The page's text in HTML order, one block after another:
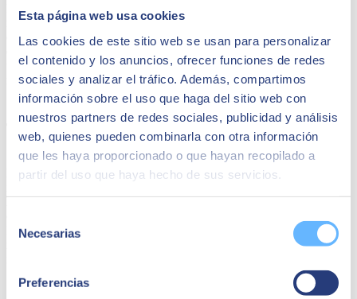
Esta página web usa cookies
Las cookies de este sitio web se usan para personalizar
el contenido y los anuncios, ofrecer funciones de redes
sociales y analizar el tráfico. Además, compartimos
información sobre el uso que haga del sitio web con
nuestros partners de redes sociales, publicidad y análisis
web, quienes pueden combinarla con otra información
que les haya proporcionado o que hayan recopilado a
partir del uso que haya hecho de sus servicios.
Necesarias
Preferencias
Las finanzas
también tienen su sitio en este versátil ERP. De esta
manera, recuperarás elcontrol de los cobros y los pagos
que olvides de tareas repetitivas y tediosas. Por si esto fuera poco,
dejar en manos de un ERP este aspecto tan delicado de una PYME
tiene otra ventaja adicional. Los errores humanos ya no se producen
más.
Tu empresa en la nube
La nube es un concepto tecnológico que está teniendo una profunda
los datos enun solo servidor remotopermite que cualquier
Es más, el control de todos los procesos de la empresa en tiempo
real se puede efectuar desde cualquier parte del mundo. Solo es